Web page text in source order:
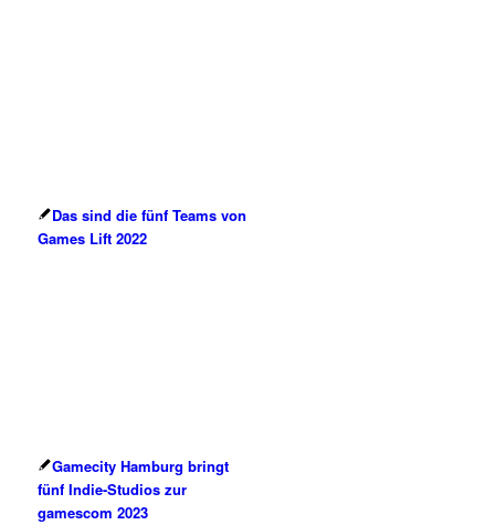
Das sind die fünf Teams von
Games Lift 2022
Gamecity Hamburg bringt
fünf Indie-Studios zur
gamescom 2023